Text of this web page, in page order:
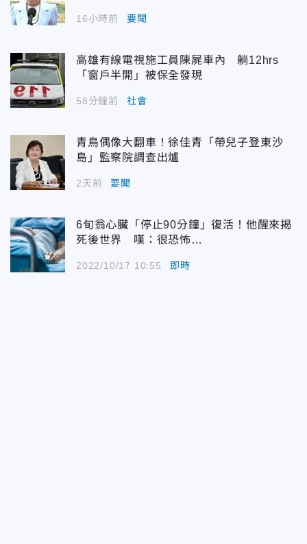
16小時前 要聞
高雄有線電視施工員陳屍車內 躺12hrs
「窗戶半開」被保全發現
58分鐘前 社會
青鳥偶像大翻車！徐佳青「帶兒子登東沙
島」監察院調查出爐
2天前 要聞
6旬翁心臟「停止90分鐘」復活！他醒來揭
死後世界 嘆：很恐怖…
2022/10/17 10:55 即時